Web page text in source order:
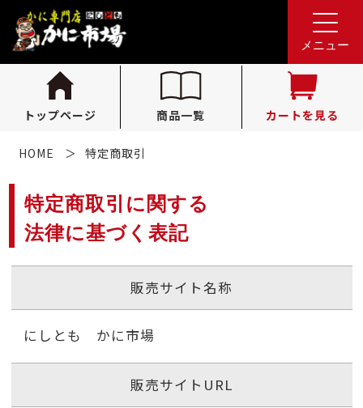
メニュー
トップページ 商品一覧 カートを見る
れんが亭へのお問い合わせ
tel.0796-36-1341
（受付時間 10:00〜16:00）
HOME 特定商取引
特定商取引に関する
法律に基づく表記
販売サイト名称
にしとも かに市場
販売サイトURL